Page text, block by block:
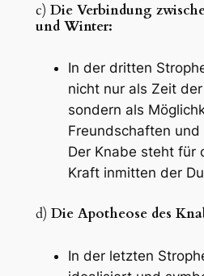
c) Die Verbindung
und Winter:
In der dritten
nicht nur als Zeit
sondern als
Freundschaften
Der Knabe steht für
Kraft inmitten der
d) Die Apotheose des
In der letzten